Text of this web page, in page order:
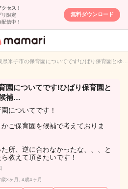
セス！
リ限定
信中！
無料ダウンロード
専用匿名QA
県米子市の保育園についてです!ひばり保育園とゆ…
園についてです!ひばり保育園と
補…
についてです！
ご保育園を候補で考えておりま
所、逆に合わなかったな、、、と
教えて頂きたいです！
歳3ヶ月, 4歳4ヶ月